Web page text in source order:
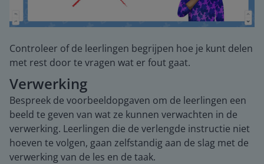
Controleer of de leerlingen begrijpen hoe je kunt delen
met rest door te vragen wat er fout gaat.
Verwerking
Bespreek de voorbeeldopgaven om de leerlingen een
beeld te geven van wat ze kunnen verwachten in de
verwerking. Leerlingen die de verlengde instructie niet
hoeven te volgen, gaan zelfstandig aan de slag met de
verwerking van de les en de taak.